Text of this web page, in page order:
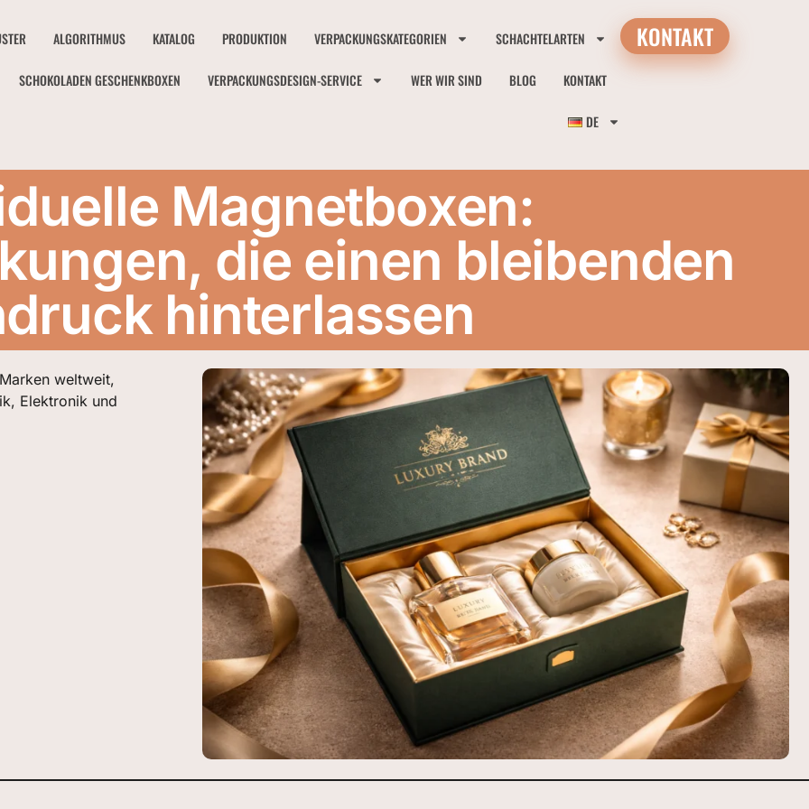
ALGORITHMUS KATALOG PRODUKTION VERPACKUNGSKATEGORIEN SCHACHTELARTEN
SCHOKOLADEN GESCHENKBOXEN VERPACKUNGSDESIGN-SERVICE WER WIR SIND BLOG KONTAKT
DE
KONTAKT
Magnetboxen:
die einen bleibenden
hinterlassen
weltweit,
Elektronik und